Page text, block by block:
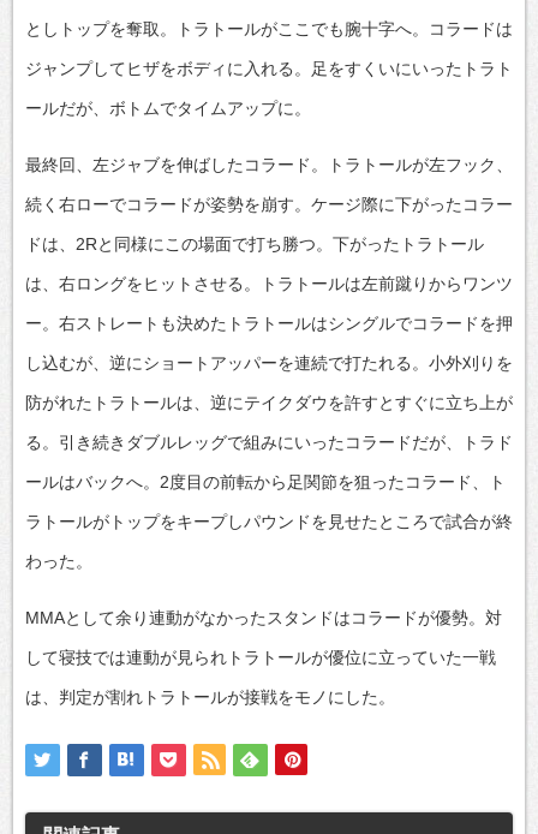
としトップを奪取。トラトールがここでも腕十字へ。コラードは
ジャンプしてヒザをボディに入れる。足をすくいにいったトラト
ールだが、ボトムでタイムアップに。
最終回、左ジャブを伸ばしたコラード。トラトールが左フック、
続く右ローでコラードが姿勢を崩す。ケージ際に下がったコラー
ドは、2Rと同様にこの場面で打ち勝つ。下がったトラトール
は、右ロングをヒットさせる。トラトールは左前蹴りからワンツ
ー。右ストレートも決めたトラトールはシングルでコラードを押
し込むが、逆にショートアッパーを連続で打たれる。小外刈りを
防がれたトラトールは、逆にテイクダウを許すとすぐに立ち上が
る。引き続きダブルレッグで組みにいったコラードだが、トラド
ールはバックへ。2度目の前転から足関節を狙ったコラード、ト
ラトールがトップをキープしパウンドを見せたところで試合が終
わった。
MMAとして余り連動がなかったスタンドはコラードが優勢。対
して寝技では連動が見られトラトールが優位に立っていた一戦
は、判定が割れトラトールが接戦をモノにした。